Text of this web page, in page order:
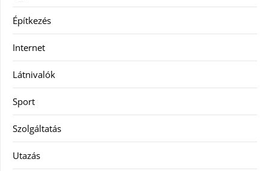
Építkezés
Internet
Látnivalók
Sport
Szolgáltatás
Utazás